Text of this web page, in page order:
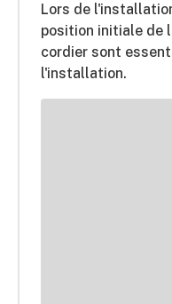
Lors de
position initiale de
cordier sont
l'installation.